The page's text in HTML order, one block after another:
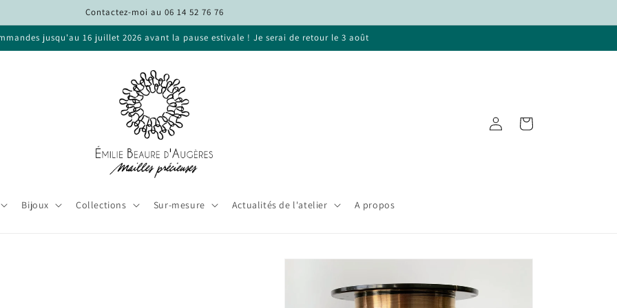
Contactez-moi au 06 14 52 76 76
jusqu'au 16 juillet 2026 avant la pause estivale ! Je serai de retour le 3 août
Bijoux Collections Sur-mesure Actualités de l'atelier A propos
Connexion Panier